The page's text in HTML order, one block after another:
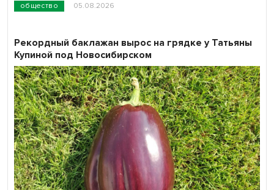
общество 05.08.2026
Рекордный баклажан вырос на грядке у Татьяны
Купиной под Новосибирском